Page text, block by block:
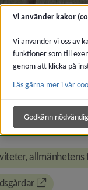
Uppleva och göra
allmänhetens
Vi använder kakor
Vi använder vi oss av
funktioner som till
genom att klicka på
Läs gärna mer i vår
Godkänn